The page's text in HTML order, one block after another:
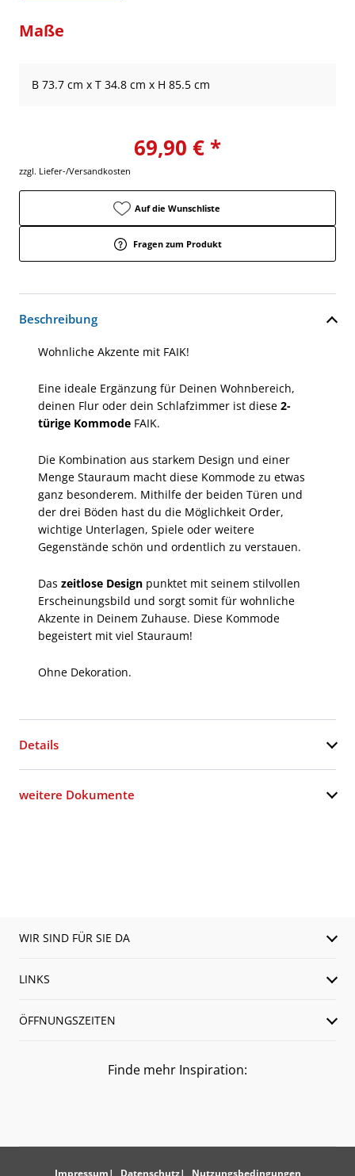
Maße
B 73.7 cm x T 34.8 cm x H 85.5 cm
69,90 € *
zzgl. Liefer-/Versandkosten
Auf die Wunschliste
Fragen zum Produkt
Beschreibung
Wohnliche Akzente mit FAIK!
Eine ideale Ergänzung für Deinen Wohnbereich,
deinen Flur oder dein Schlafzimmer ist diese 2-
türige Kommode FAIK.
Die Kombination aus starkem Design und einer
Menge Stauraum macht diese Kommode zu etwas
ganz besonderem. Mithilfe der beiden Türen und
der drei Böden hast du die Möglichkeit Order,
wichtige Unterlagen, Spiele oder weitere
Gegenstände schön und ordentlich zu verstauen.
Das zeitlose Design punktet mit seinem stilvollen
Erscheinungsbild und sorgt somit für wohnliche
Akzente in Deinem Zuhause. Diese Kommode
begeistert mit viel Stauraum!
Ohne Dekoration.
Details
weitere Dokumente
WIR SIND FÜR SIE DA
LINKS
ÖFFNUNGSZEITEN
Finde mehr Inspiration:
Impressum Datenschutz Nutzungsbedingungen